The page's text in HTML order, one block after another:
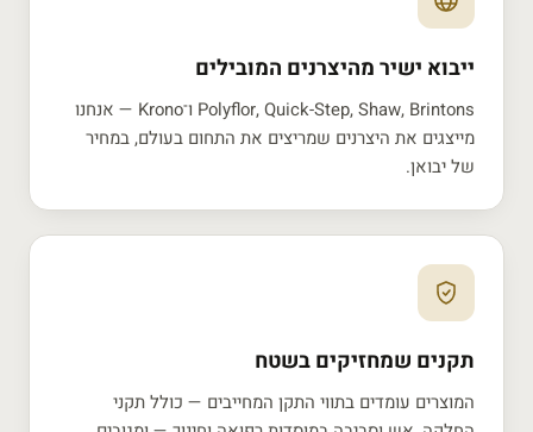
ייבוא ישיר מהיצרנים המובילים
Polyflor, Quick-Step, Shaw, Brintons ו־Krono — אנחנו
מייצגים את היצרנים שמריצים את התחום בעולם, במחיר
של יבואן.
תקנים שמחזיקים בשטח
המוצרים עומדים בתווי התקן המחייבים — כולל תקני